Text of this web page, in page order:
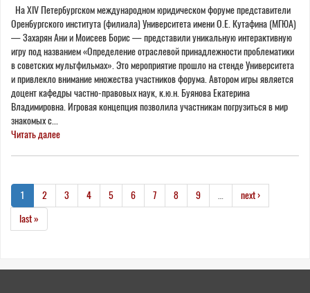
На XIV Петербургском международном юридическом форуме представители
Оренбургского института (филиала) Университета имени О.Е. Кутафина (МГЮА)
— Захарян Ани и Моисеев Борис — представили уникальную интерактивную
игру под названием «Определение отраслевой принадлежности проблематики
в советских мультфильмах». Это мероприятие прошло на стенде Университета
и привлекло внимание множества участников форума. Автором игры является
доцент кафедры частно-правовых наук, к.ю.н. Буянова Екатерина
Владимировна. Игровая концепция позволила участникам погрузиться в мир
знакомых с...
Читать далее
1 2 3 4 5 6 7 8 9
next ›
last »